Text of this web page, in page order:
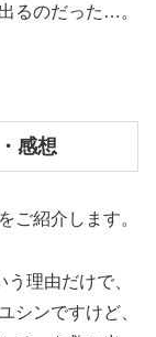
るのだった…。
感想
ご紹介します。
理由だけで、
シンですけど、